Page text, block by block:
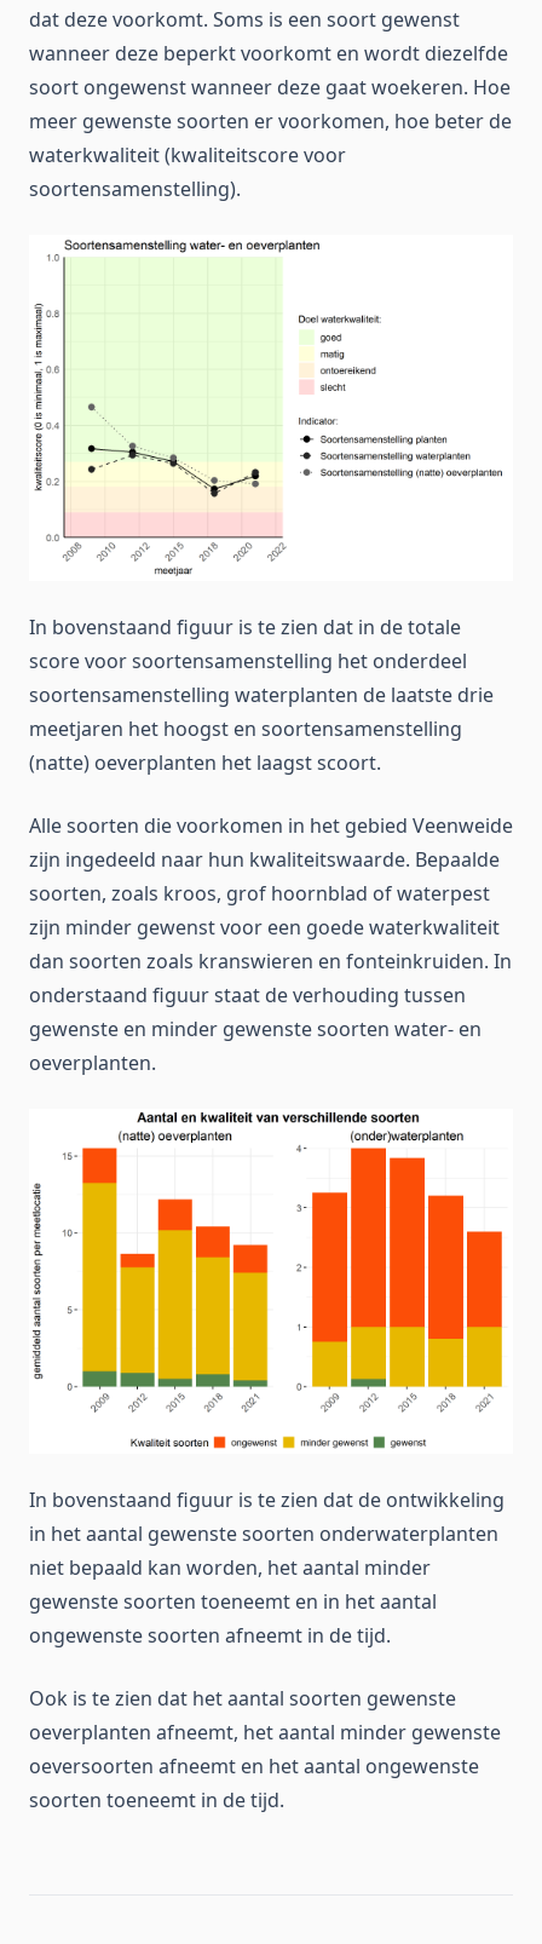
dat deze voorkomt. Soms is een soort gewenst
wanneer deze beperkt voorkomt en wordt diezelfde
soort ongewenst wanneer deze gaat woekeren. Hoe
meer gewenste soorten er voorkomen, hoe beter de
waterkwaliteit (kwaliteitscore voor
soortensamenstelling).
In bovenstaand figuur is te zien dat in de totale
score voor soortensamenstelling het onderdeel
soortensamenstelling waterplanten de laatste drie
meetjaren het hoogst en soortensamenstelling
(natte) oeverplanten het laagst scoort.
Alle soorten die voorkomen in het gebied Veenweide
zijn ingedeeld naar hun kwaliteitswaarde. Bepaalde
soorten, zoals kroos, grof hoornblad of waterpest
zijn minder gewenst voor een goede waterkwaliteit
dan soorten zoals kranswieren en fonteinkruiden. In
onderstaand figuur staat de verhouding tussen
gewenste en minder gewenste soorten water- en
oeverplanten.
In bovenstaand figuur is te zien dat de ontwikkeling
in het aantal gewenste soorten onderwaterplanten
niet bepaald kan worden, het aantal minder
gewenste soorten toeneemt en in het aantal
ongewenste soorten afneemt in de tijd.
Ook is te zien dat het aantal soorten gewenste
oeverplanten afneemt, het aantal minder gewenste
oeversoorten afneemt en het aantal ongewenste
soorten toeneemt in de tijd.